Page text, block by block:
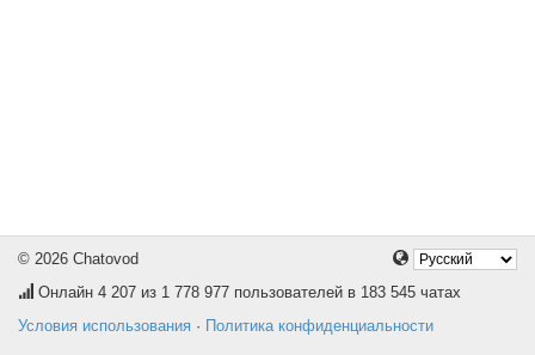
© 2026 Chatovod
Онлайн 4 207 из 1 778 977 пользователей в 183 545 чатах
Условия использования · Политика конфиденциальности